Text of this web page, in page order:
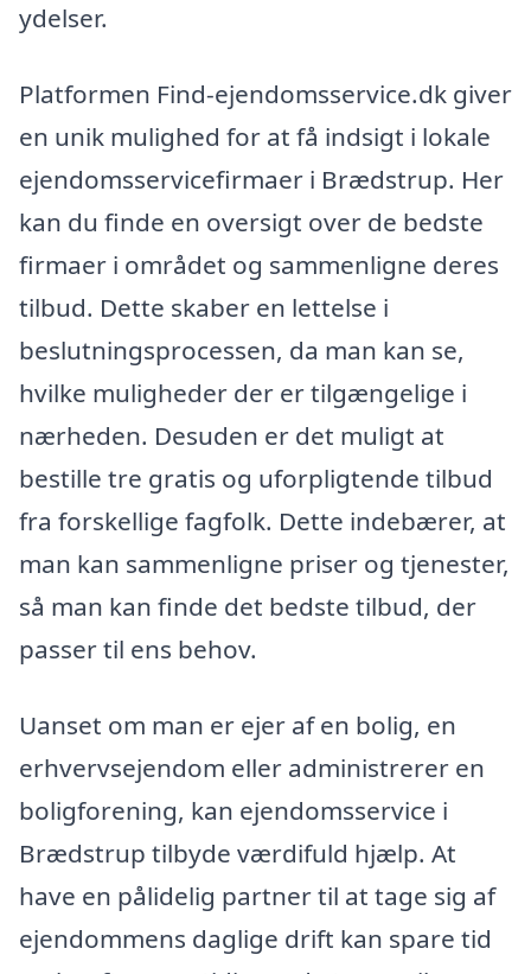
ydelser.
Platformen Find-ejendomsservice.dk giver
en unik mulighed for at få indsigt i lokale
ejendomsservicefirmaer i Brædstrup. Her
kan du finde en oversigt over de bedste
firmaer i området og sammenligne deres
tilbud. Dette skaber en lettelse i
beslutningsprocessen, da man kan se,
hvilke muligheder der er tilgængelige i
nærheden. Desuden er det muligt at
bestille tre gratis og uforpligtende tilbud
fra forskellige fagfolk. Dette indebærer, at
man kan sammenligne priser og tjenester,
så man kan finde det bedste tilbud, der
passer til ens behov.
Uanset om man er ejer af en bolig, en
erhvervsejendom eller administrerer en
boligforening, kan ejendomsservice i
Brædstrup tilbyde værdifuld hjælp. At
have en pålidelig partner til at tage sig af
ejendommens daglige drift kan spare tid